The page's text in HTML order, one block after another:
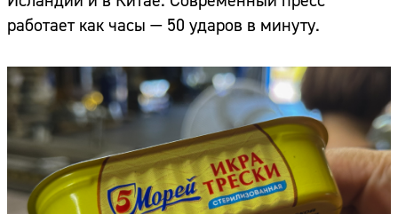
работает как часы — 50 ударов в минуту.